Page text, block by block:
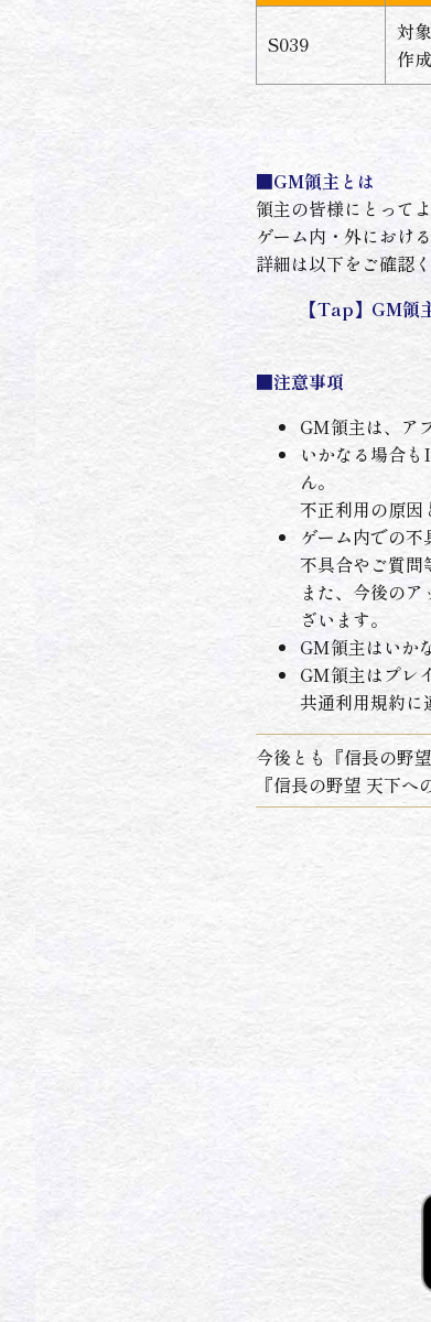
S039
対
作
■GM領主とは
領主の皆様にとって
ゲーム内・外におけ
詳細は以下をご確認く
【Tap】 GM領
■注意事項
GM領主は、ア
いかなる場合
ん。
不正利用の原因
ゲーム内での
不具合やご質問
また、今後の
ざいます。
GM領主はいか
GM領主はプレ
共通利用規約に
今後とも『信長の野
『信長の野望 天下へ